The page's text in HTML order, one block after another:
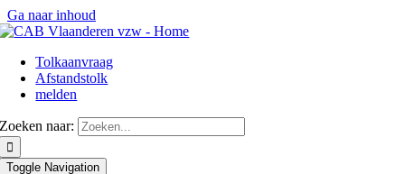
Ga naar inhoud
Tolkaanvraag
Afstandstolk
melden
Zoeken naar:
Toggle Navigation